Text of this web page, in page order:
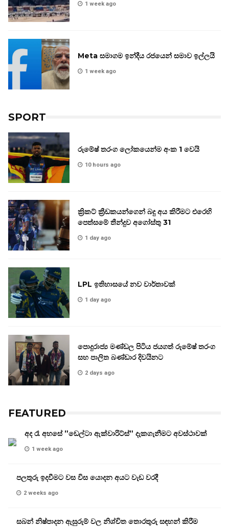
1 week ago
Meta සමාගම ඉන්දීය රජයෙන් සමාව ඉල්ලයි
1 week ago
SPORT
රුමේෂ් තරංග ලෝකයෙන්ම අංක 1 වෙයි
10 hours ago
ක්‍රිකට් ක්‍රීඩකයන්ගෙන් බදු අය කිරීමට එරෙහි
පෙත්සමේ තීන්දුව අගෝස්තු 31
1 day ago
LPL ඉතිහාසයේ නව වාර්තාවක්
1 day ago
පොදුරාජ්‍ය මණ්ඩල පිටිය ජයගත් රුමේෂ් තරංග
සහ පාලිත බණ්ඩාර දිවයිනට
2 days ago
FEATURED
අද රෑ අහසේ ”ඩෙල්ටා ඇක්වාරිට්ස්” දැකගැනීමට අවස්ථාවක්
1 week ago
පලතුරු ඉදවීමට වස විස යොදන අයට වැඩ වරදී
2 weeks ago
සබන් නිෂ්පාදන ඇසුරුම් වල නිශ්චිත තොරතුරු සඳහන් කිරීම